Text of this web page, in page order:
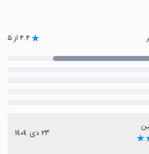
۴.۴ از ۵
٢٣ دی ١٤٠٤